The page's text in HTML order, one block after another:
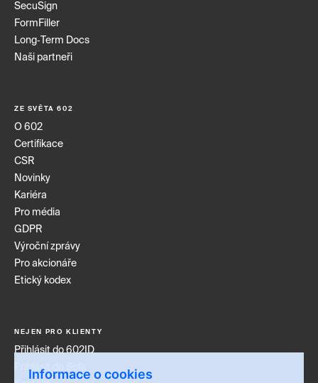
SecuSign
FormFiller
Long‑Term Docs
Naši partneři
ZE SVĚTA 602
O 602
Certifikace
CSR
Novinky
Kariéra
Pro média
GDPR
Výroční zprávy
Pro akcionáře
Etický kodex
NEJEN PRO KLIENTY
Přihlásit do 602ID
Přihlásit do Sofa
Informace o cookies